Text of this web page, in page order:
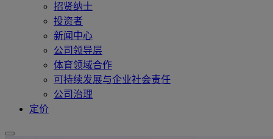
招贤纳士
投资者
新闻中心
公司领导层
体育领域合作
可持续发展与企业社会责任
公司治理
定价